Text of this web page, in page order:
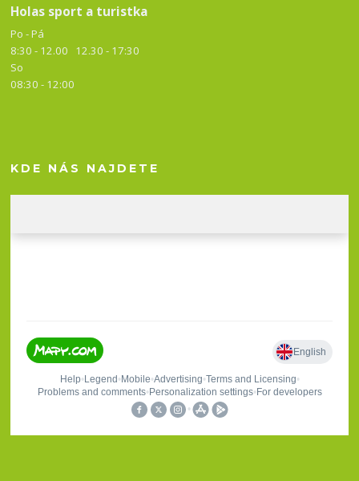
Holas sport a turistka
Po - Pá
8:30 - 12.00 12.30 - 17:30
So
08:30 - 12:00
KDE NÁS NAJDETE